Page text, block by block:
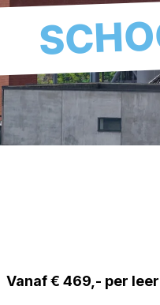
Vanaf € 469,- per